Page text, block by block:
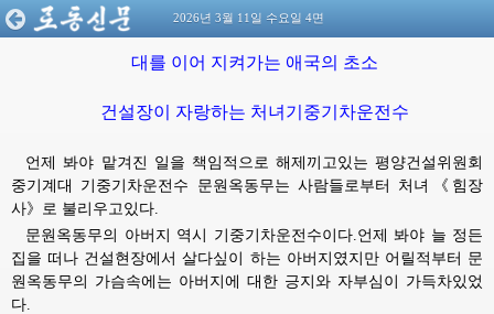
2026년 3월 11일 수요일 4면
대를 이어 지켜가는 애국의 초소
건설장이 자랑하는 처녀기중기차운전수
언제 봐야 맡겨진 일을 책임적으로 해제끼고있는 평양건설위원회
중기계대 기중기차운전수 문원옥동무는 사람들로부터 처녀《힘장
사》로 불리우고있다.
문원옥동무의 아버지
역시 기중기차운전수이다.언제 봐야 늘 정든
집을 떠나 건설현장에서 살다싶이 하는 아버지였지만어릴적부터 문
원옥동무의 가슴속에는 아버지에
대한 긍지와 자부심이 가득차있었
다.